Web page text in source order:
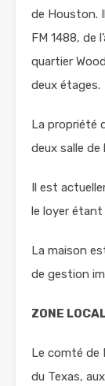
de Houston.
FM 1488, de
quartier
deux étages.
La propriété
deux salle
Il est
le loyer étant
La maison
de gestion
ZONE
Le comté de
du Texas,